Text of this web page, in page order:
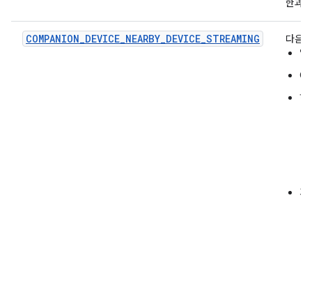
한과
COMPANION_DEVICE_NEARBY_DEVICE_STREAMING
다음
허
기